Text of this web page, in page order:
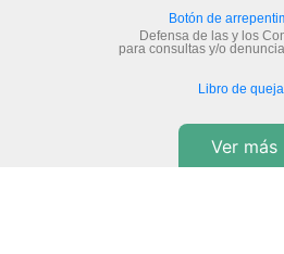
Botón de
Defensa de las y los
para consultas y/o
Libro de
Ver más